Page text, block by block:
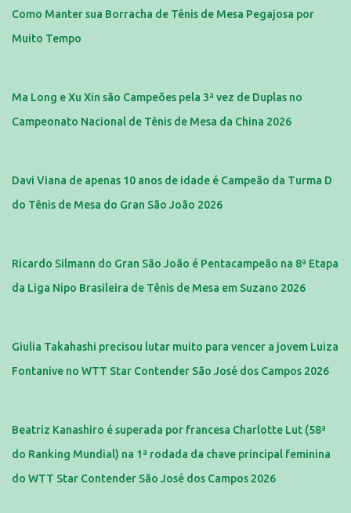
Como Manter sua Borracha de Tênis de Mesa Pegajosa por
Muito Tempo
Ma Long e Xu Xin são Campeões pela 3ª vez de Duplas no
Campeonato Nacional de Tênis de Mesa da China 2026
Davi Viana de apenas 10 anos de idade é Campeão da Turma D
do Tênis de Mesa do Gran São João 2026
Ricardo Silmann do Gran São João é Pentacampeão na 8ª Etapa
da Liga Nipo Brasileira de Tênis de Mesa em Suzano 2026
Giulia Takahashi precisou lutar muito para vencer a jovem Luiza
Fontanive no WTT Star Contender São José dos Campos 2026
Beatriz Kanashiro é superada por francesa Charlotte Lut (58ª
do Ranking Mundial) na 1ª rodada da chave principal feminina
do WTT Star Contender São José dos Campos 2026